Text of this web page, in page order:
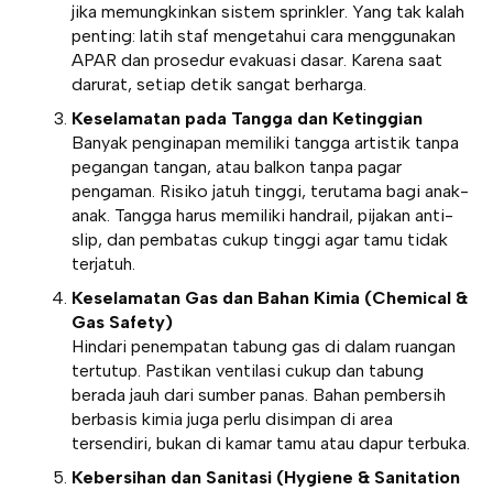
jika memungkinkan sistem sprinkler. Yang tak kalah
penting: latih staf mengetahui cara menggunakan
APAR dan prosedur evakuasi dasar. Karena saat
darurat, setiap detik sangat berharga.
Keselamatan pada Tangga dan Ketinggian
Banyak penginapan memiliki tangga artistik tanpa
pegangan tangan, atau balkon tanpa pagar
pengaman. Risiko jatuh tinggi, terutama bagi anak-
anak. Tangga harus memiliki handrail, pijakan anti-
slip, dan pembatas cukup tinggi agar tamu tidak
terjatuh.
Keselamatan Gas dan Bahan Kimia (Chemical &
Gas Safety)
Hindari penempatan tabung gas di dalam ruangan
tertutup. Pastikan ventilasi cukup dan tabung
berada jauh dari sumber panas. Bahan pembersih
berbasis kimia juga perlu disimpan di area
tersendiri, bukan di kamar tamu atau dapur terbuka.
Kebersihan dan Sanitasi (Hygiene & Sanitation